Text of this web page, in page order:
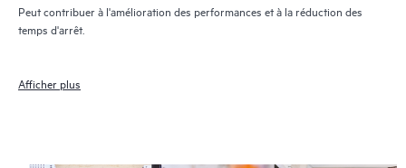
Peut contribuer à l'amélioration des performances et à la réduction des
temps d'arrêt.
Afficher plus